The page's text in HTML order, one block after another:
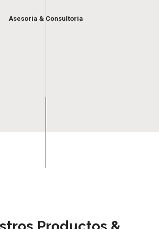
Asesoría & Consultoría